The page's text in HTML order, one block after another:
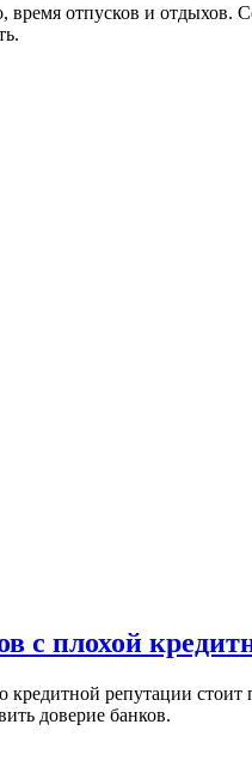
время отпусков и
с плохой
репутации
доверие банков.